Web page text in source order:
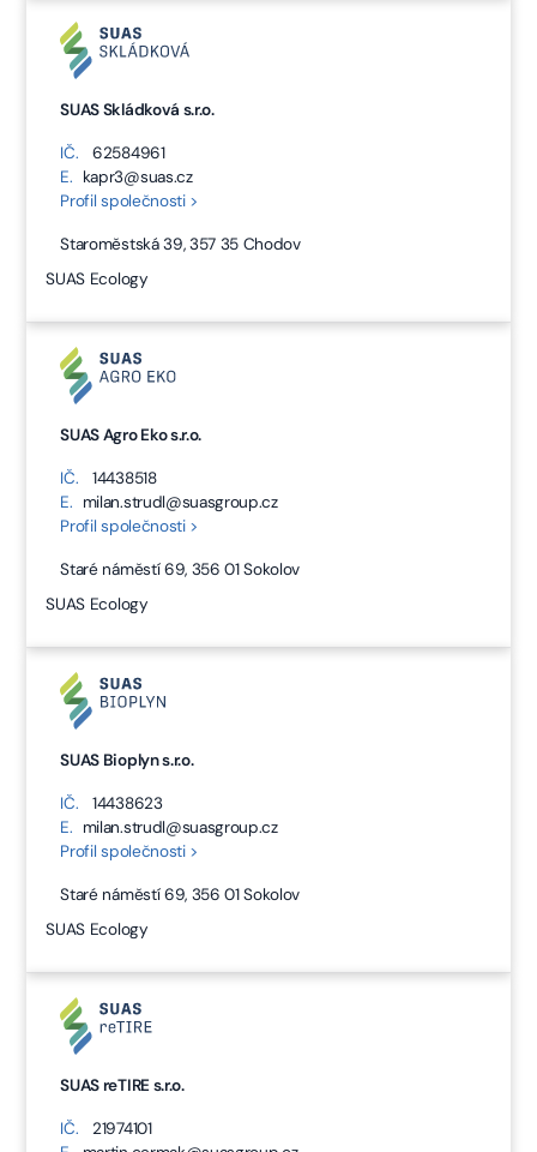
SUAS Skládková s.r.o.
IČ.
62584961
E. kapr3@suas.cz
Profil společnosti >
Staroměstská 39, 357 35 Chodov
SUAS Ecology
SUAS Agro Eko s.r.o.
IČ.
14438518
E. milan.strudl@suasgroup.cz
Profil společnosti >
Staré náměstí 69, 356 01 Sokolov
SUAS Ecology
SUAS Bioplyn s.r.o.
IČ.
14438623
E. milan.strudl@suasgroup.cz
Profil společnosti >
Staré náměstí 69, 356 01 Sokolov
SUAS Ecology
SUAS reTIRE s.r.o.
IČ.
21974101